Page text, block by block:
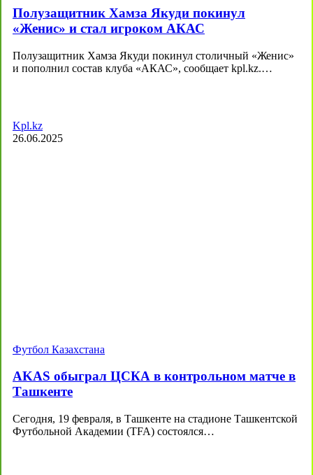
Полузащитник Хамза Якуди покинул
«Женис» и стал игроком АКАС
Полузащитник Хамза Якуди покинул столичный «Женис»
и пополнил состав клуба «АКАС», сообщает kpl.kz.…
Kpl.kz
26.06.2025
Футбол Казахстана
AKAS обыграл ЦСКА в контрольном матче в
Ташкенте
Сегодня, 19 февраля, в Ташкенте на стадионе Ташкентской
Футбольной Академии (TFA) состоялся…